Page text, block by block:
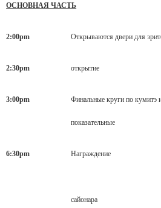
ОСНОВНАЯ ЧАСТЬ
2:00pm Открываются двери для
2:30pm открытие
3:00pm Финальные круги по кумитэ
показательные
6:30pm Награждение
сайонара